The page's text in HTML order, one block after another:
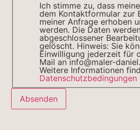
Ich stimme zu, dass
dem Kontaktformular zur
meiner Anfrage erhoben
werden. Die Daten
abgeschlossener
gelöscht. Hinweis: Sie
Einwilligung jederzeit für
Mail an info@maler-
Weitere Informationen
Datenschutzbedingungen
Absenden